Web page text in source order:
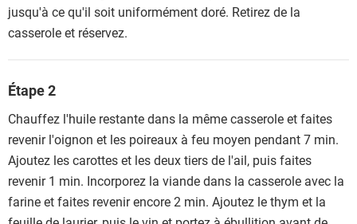
jusqu'à ce qu'il soit uniformément doré. Retirez de la
casserole et réservez.
Étape 2
Chauffez l'huile restante dans la même casserole et faites
revenir l'oignon et les poireaux à feu moyen pendant 7 min.
Ajoutez les carottes et les deux tiers de l'ail, puis faites
revenir 1 min. Incorporez la viande dans la casserole avec la
farine et faites revenir encore 2 min. Ajoutez le thym et la